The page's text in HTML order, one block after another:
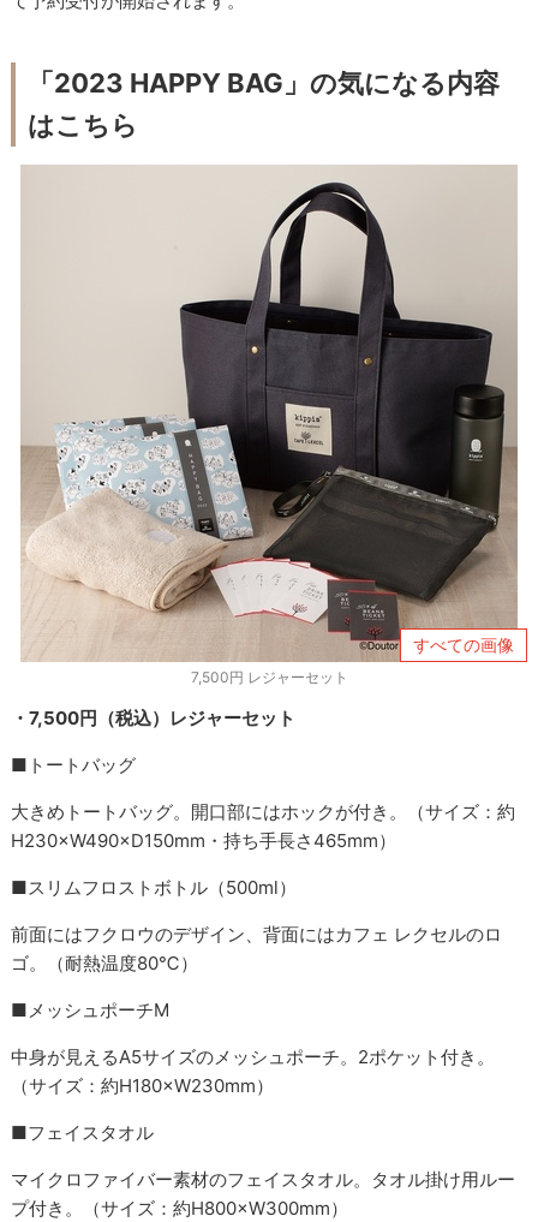
「2023 HAPPY BAG」の気になる内容
はこちら
すべての画像
7,500円 レジャーセット
・7,500円（税込）レジャーセット
■トートバッグ
大きめトートバッグ。開口部にはホックが付き。（サイズ：約
H230×W490×D150mm・持ち手長さ465mm）
■スリムフロストボトル（500ml）
前面にはフクロウのデザイン、背面にはカフェ レクセルのロ
ゴ。（耐熱温度80℃）
■メッシュポーチM
中身が見えるA5サイズのメッシュポーチ。2ポケット付き。
（サイズ：約H180×W230mm）
■フェイスタオル
マイクロファイバー素材のフェイスタオル。タオル掛け用ルー
プ付き。（サイズ：約H800×W300mm）